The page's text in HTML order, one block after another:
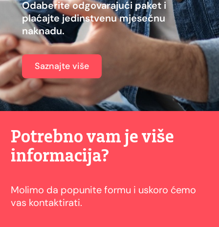
Odaberite odgovarajući paket i
plaćajte jedinstvenu mjesečnu
naknadu.
Saznajte više
Potrebno vam je više
informacija?
Molimo da popunite formu i uskoro ćemo
vas kontaktirati.